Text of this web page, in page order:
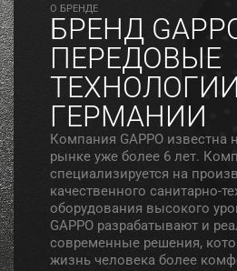
O БРЕНДЕ
БРЕНД
ПЕРЕДОВЫЕ
ГЕРМАНИИ
Компания GAPPO известна
рынке уже более 6 лет.
специализируется на
качественного санитарно-
оборудования высокого
GAPPO разрабатывают и
современные решения,
жизнь человека более